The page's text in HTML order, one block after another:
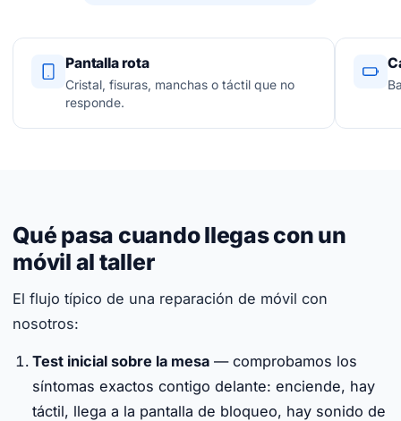
Pantalla rota
Cristal, fisuras, manchas o táctil que no
responde.
Qué pasa cuando llegas con un
móvil al taller
El flujo típico de una reparación de móvil con
nosotros:
Test inicial sobre la mesa — comprobamos los
síntomas exactos contigo delante: enciende, hay
táctil, llega a la pantalla de bloqueo, hay sonido de